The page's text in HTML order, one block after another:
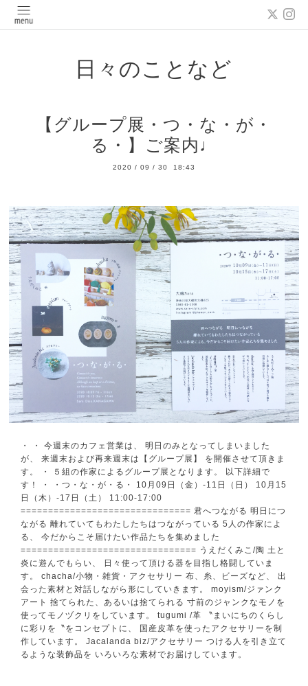
日々のことなど
【グループ展・つ・な・が・
る・】ご案内♩
2020 / 09 / 30 18:43
・ ・ 今週末のカフェ営業は、 明日のみとなってしまいました
が、 来週末および再来週末は【グループ展】 を開催させて頂きま
す。 ・ ５組の作家によるグループ展となります。 以下詳細で
す！ ・ ・つ・な・が・る・ 10月09日（金）-11日（日） 10月15
日（木）-17日（土） 11:00-17:00
=============================== 君へつながる 明日につ
ながる 離れていてもわたしたちはつながっている 5人の作家によ
る、 今だからこそ届けたい作品たちを集めました
================================ うえだくみこ/陶 土と
炎に遊んでもらい、 日々使って頂ける器を目指し格闘していま
す。 chacha/小物・雑貨・アクセサリー 布、糸、ビーズなど、 出
会った素材と対話しながら形にしていきます。 moyism/ジァンク
アート 捨てられた、あるいは捨てられる 寸前のジャンクなモノを
使ってモノヅクリをしています。 tugumi /革 〝まいにちのくらし
に彩りを〝をコンセプトに、 国産皮革を使ったアクセサリーを制
作しています。 Jacalanda biz/アクセサリー つける人を引き立て
るような装飾品を いろいろな素材でお届けしています。